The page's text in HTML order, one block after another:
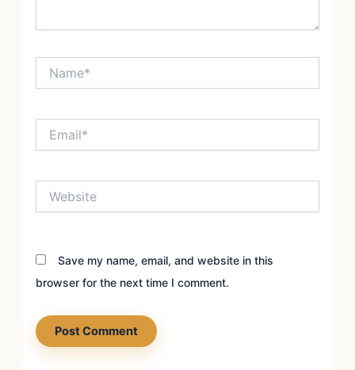
Save my name, email, and website in this
browser for the next time I comment.